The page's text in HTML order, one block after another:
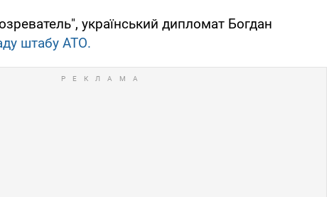
український дипломат Богдан
штабу АТО.